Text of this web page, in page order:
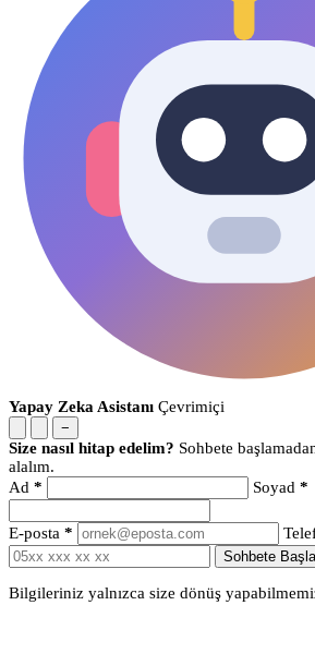
Yapay Zeka Asistanı Çevrimiçi
−
Size nasıl hitap edelim? Sohbete
alalım.
Ad * Soyad *
E-posta *
Sohbete Başla
Bilgileriniz yalnızca size dönüş